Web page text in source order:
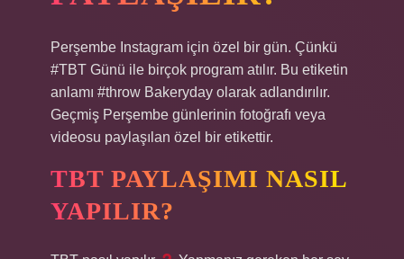
Perşembe Instagram için özel bir gün. Çünkü
#TBT Günü ile birçok program atılır. Bu etiketin
anlamı #throw Bakeryday olarak adlandırılır.
Geçmiş Perşembe günlerinin fotoğrafı veya
videosu paylaşılan özel bir etikettir.
TBT PAYLAŞIMI NASIL
YAPILIR?